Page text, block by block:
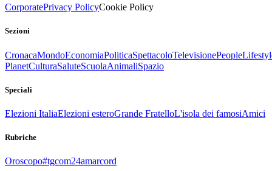
CorporatePrivacy PolicyCookie Policy
Sezioni
CronacaMondoEconomiaPoliticaSpettacoloTelevisionePeople
PlanetCulturaSaluteScuolaAnimaliSpazio
Speciali
Elezioni ItaliaElezioni esteroGrande FratelloL'isola dei famosiAmici
Rubriche
Oroscopo#tgcom24amarcord